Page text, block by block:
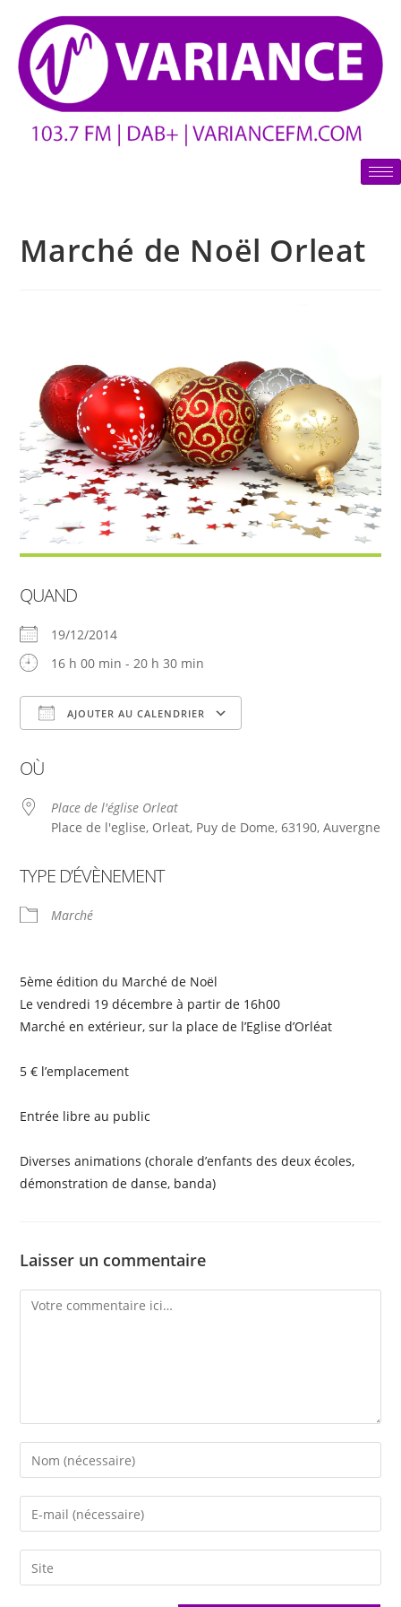
Marché de Noël Orleat
QUAND
19/12/2014
16 h 00 min - 20 h 30 min
AJOUTER AU CALENDRIER
OÙ
Place de l'église Orleat
Place de l'eglise, Orleat, Puy de Dome, 63190, Auvergne
TYPE D’ÉVÈNEMENT
Marché
5ème édition du Marché de Noël
Le vendredi 19 décembre à partir de 16h00
Marché en extérieur, sur la place de l’Eglise d’Orléat
5 € l’emplacement
Entrée libre au public
Diverses animations (chorale d’enfants des deux écoles,
démonstration de danse, banda)
Laisser un commentaire